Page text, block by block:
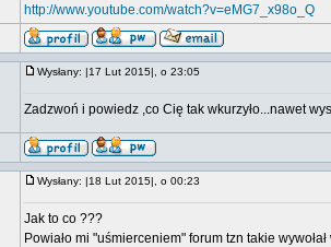
http://www.youtube.com/watch?v=eMG7_x98o_Q
Wysłany: |17 Lut 2015|, o 23:05
Zadzwoń i powiedz ,co Cię tak wkurzyło...nawet
Wysłany: |18 Lut 2015|, o 00:23
Jak to co ???
Powiało mi "uśmierceniem" forum tzn takie